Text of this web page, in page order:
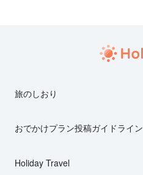
旅のしおり
おでかけプラン投稿ガイドライン
Holiday Travel